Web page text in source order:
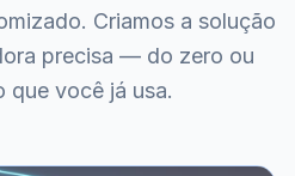
Criamos a solução
precisa — do zero ou
que você já usa.